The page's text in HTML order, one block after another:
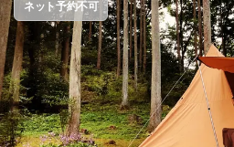
ネット予約不可